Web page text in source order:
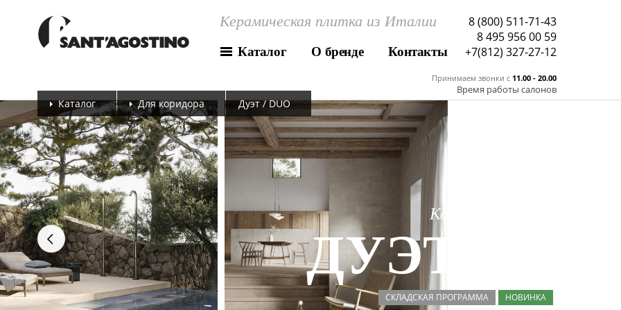
Керамическая плитка из Италии
Каталог О бренде Контакты
8 (800) 511-71-43
8 495 956 00 59
Принимаем звонки c 11.00 - 20.00
Время работы салонов
+7(812) 327-27-12
Каталог Для коридора Дуэт / DUO
next
Коллекция
ДУЭТ / DUO
СКЛАДСКАЯ ПРОГРАММА НОВИНКА